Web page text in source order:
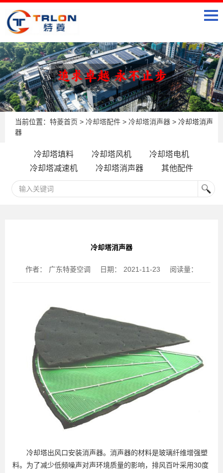
当前位置： 特菱首页 > 冷却塔配件 > 冷却塔消声器 > 冷却塔消声
器
冷却塔填料 冷却塔风机
冷却塔电机
冷却塔减速机
冷却塔消声器 其他配件
冷却塔消声器
作者： 广东特菱空调 日期： 2021-11-23 阅读量：
冷却塔出风口安装消声器。消声器的材料是玻璃纤维增强塑
料。为了减少低频噪声对声环境质量的影响，排风百叶采用30度